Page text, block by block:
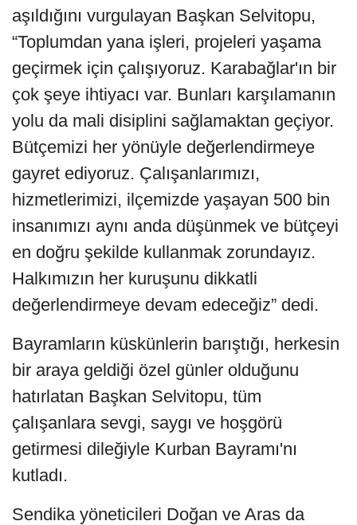
aşıldığını vurgulayan Başkan Selvitopu,
“Toplumdan yana işleri, projeleri yaşama
geçirmek için çalışıyoruz. Karabağlar'ın bir
çok şeye ihtiyacı var. Bunları karşılamanın
yolu da mali disiplini sağlamaktan geçiyor.
Bütçemizi her yönüyle değerlendirmeye
gayret ediyoruz. Çalışanlarımızı,
hizmetlerimizi, ilçemizde yaşayan 500 bin
insanımızı aynı anda düşünmek ve bütçeyi
en doğru şekilde kullanmak zorundayız.
Halkımızın her kuruşunu dikkatli
değerlendirmeye devam edeceğiz” dedi.
Bayramların küskünlerin barıştığı, herkesin
bir araya geldiği özel günler olduğunu
hatırlatan Başkan Selvitopu, tüm
çalışanlara sevgi, saygı ve hoşgörü
getirmesi dileğiyle Kurban Bayramı'nı
kutladı.
Sendika yöneticileri Doğan ve Aras da